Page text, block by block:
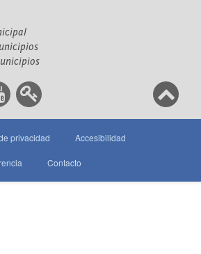
privacidad Accesibilidad
Contacto